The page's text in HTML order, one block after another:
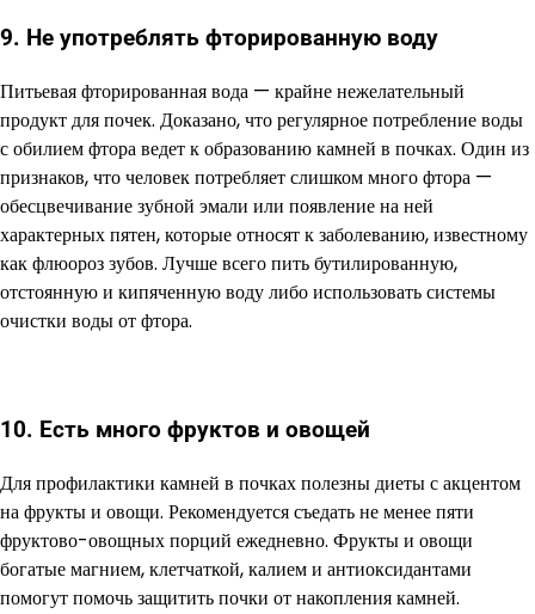
9. Не употреблять фторированную воду
Питьевая фторированная вода — крайне нежелательный
продукт для почек. Доказано, что регулярное потребление воды
с обилием фтора ведет к образованию камней в почках. Один из
признаков, что человек потребляет слишком много фтора —
обесцвечивание зубной эмали или появление на ней
характерных пятен, которые относят к заболеванию, известному
как флюороз зубов. Лучше всего пить бутилированную,
отстоянную и кипяченную воду либо использовать системы
очистки воды от фтора.
10. Есть много фруктов и овощей
Для профилактики камней в почках полезны диеты с акцентом
на фрукты и овощи. Рекомендуется съедать не менее пяти
фруктово-овощных порций ежедневно. Фрукты и овощи
богатые магнием, клетчаткой, калием и антиоксидантами
помогут помочь защитить почки от накопления камней.